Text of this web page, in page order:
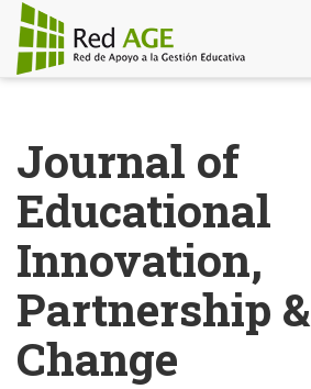
contenido
principal
Journal of
Educational
Innovation,
Partnership &
Change